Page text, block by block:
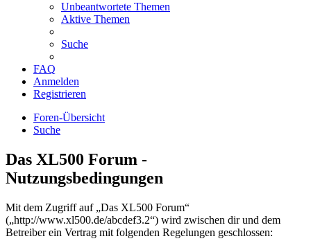
Unbeantwortete Themen
Aktive Themen
Suche
FAQ
Anmelden
Registrieren
Foren-Übersicht
Suche
Das XL500 Forum -
Nutzungsbedingungen
Mit dem Zugriff auf „Das XL500 Forum“
(„http://www.xl500.de/abcdef3.2“) wird zwischen dir und dem
Betreiber ein Vertrag mit folgenden Regelungen geschlossen: